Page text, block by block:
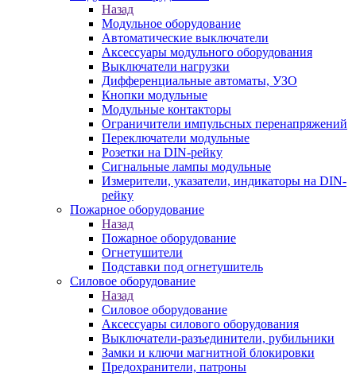
Назад
Модульное оборудование
Автоматические выключатели
Аксессуары модульного оборудования
Выключатели нагрузки
Дифференциальные автоматы, УЗО
Кнопки модульные
Модульные контакторы
Ограничители импульсных перенапряжений
Переключатели модульные
Розетки на DIN-рейку
Сигнальные лампы модульные
Измерители, указатели, индикаторы на DIN-
рейку
Пожарное оборудование
Назад
Пожарное оборудование
Огнетушители
Подставки под огнетушитель
Силовое оборудование
Назад
Силовое оборудование
Аксессуары силового оборудования
Выключатели-разъединители, рубильники
Замки и ключи магнитной блокировки
Предохранители, патроны